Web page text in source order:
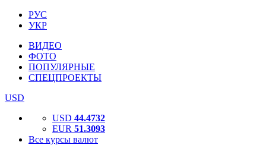
РУС
УКР
ВИДЕО
ФОТО
ПОПУЛЯРНЫЕ
СПЕЦПРОЕКТЫ
USD
USD 44.4732
EUR 51.3093
Все курсы валют